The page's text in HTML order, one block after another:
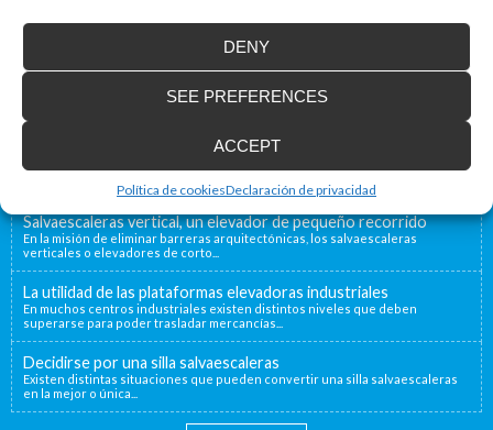
ACCEPT
DENY
SEE PREFERENCES
Política de cookiesDeclaración de privacidad
Accessibility Blog
From the 13th to the 16th of October, Enier will be
Salvaescaleras vertical, un elevador de pequeño recorrido
En la misión de eliminar barreras arquitectónicas, los salvaescaleras
verticales o elevadores de corto...
La utilidad de las plataformas elevadoras industriales
En muchos centros industriales existen distintos niveles que deben
superarse para poder trasladar mercancías...
Decidirse por una silla salvaescaleras
Existen distintas situaciones que pueden convertir una silla salvaescaleras
en la mejor o única...